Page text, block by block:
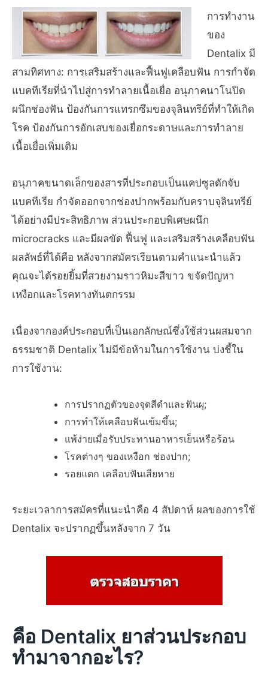
การทำงาน
ของ
Dentalix มี
สามทิศทาง: การเสริมสร้างและฟื้นฟูเคลือบฟัน การกำจัด
แบคทีเรียที่นำไปสู่การทำลายเนื้อเยื่อ อนุภาคนาโนปิด
ผนึกช่องฟัน ป้องกันการแทรกซึมของจุลินทรีย์ที่ทำให้เกิด
โรค ป้องกันการอักเสบของเยื่อกระดาษและการทำลาย
เนื้อเยื่อเพิ่มเติม
อนุภาคขนาดเล็กของสารที่ประกอบเป็นแคปซูลดักจับ
แบคทีเรีย กำจัดออกจากช่องปากพร้อมกับคราบจุลินทรีย์
ได้อย่างมีประสิทธิภาพ ส่วนประกอบพิเศษผนึก
microcracks และมีผลขัด ฟื้นฟู และเสริมสร้างเคลือบฟัน
ผลลัพธ์ที่ได้คือ หลังจากสมัครเรียนตามคำแนะนำแล้ว
คุณจะได้รอยยิ้มที่สวยงามราวหิมะสีขาว ขจัดปัญหา
เหงือกและโรคทางทันตกรรม
เนื่องจากองค์ประกอบที่เป็นเอกลักษณ์ซึ่งใช้ส่วนผสมจาก
ธรรมชาติ Dentalix ไม่มีข้อห้ามในการใช้งาน บ่งชี้ใน
การใช้งาน:
การปรากฏตัวของจุดสีดำและฟันผุ;
การทำให้เคลือบฟันเข้มขึ้น;
แพ้ง่ายเมื่อรับประทานอาหารเย็นหรือร้อน
โรคต่างๆ ของเหงือก ช่องปาก;
รอยแตก เคลือบฟันเสียหาย
ระยะเวลาการสมัครที่แนะนำคือ 4 สัปดาห์ ผลของการใช้
Dentalix จะปรากฏขึ้นหลังจาก 7 วัน
คือ Dentalix ยาส่วนประกอบ
ทำมาจากอะไร?